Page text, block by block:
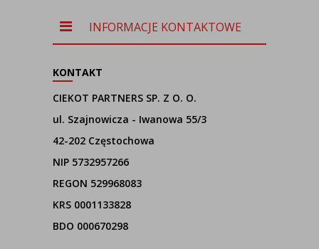
INFORMACJE KONTAKTOWE
KONTAKT
CIEKOT PARTNERS SP. Z O. O.
ul. Szajnowicza - Iwanowa 55/3
42-202 Częstochowa
NIP 5732957266
REGON 529968083
KRS 0001133828
BDO 000670298